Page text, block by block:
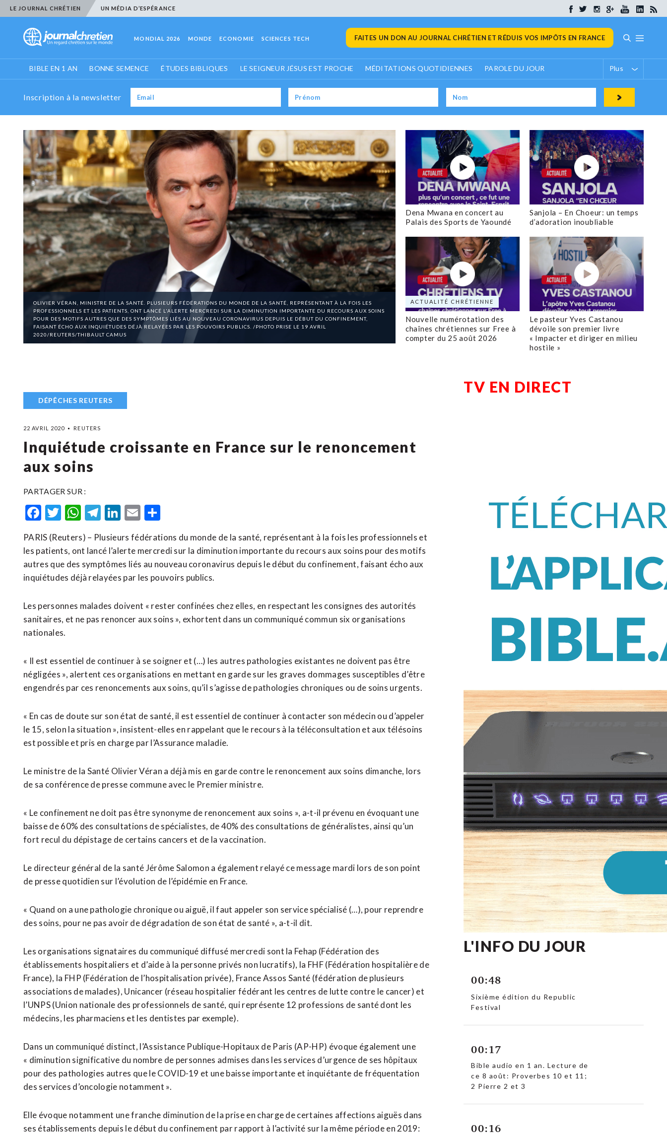
LE JOURNAL CHRÉTIEN UN MÉDIA D’ESPÉRANCE
MONDIAL 2026 MONDE ECONOMIE SCIENCES TECH FAITES UN DON AU JOURNAL CHRÉTIEN ET RÉDUIS VOS IMPÔTS EN FRANCE
BIBLE EN 1 AN BONNE SEMENCE ÉTUDES BIBLIQUES LE SEIGNEUR JÉSUS EST PROCHE MÉDITATIONS QUOTIDIENNES PAROLE DU JOUR Plus
Inscription à la newsletter
OLIVIER VÉRAN, MINISTRE DE LA SANTÉ. PLUSIEURS FÉDÉRATIONS DU MONDE DE LA SANTÉ, REPRÉSENTANT À LA FOIS LES
PROFESSIONNELS ET LES PATIENTS, ONT LANCÉ L'ALERTE MERCREDI SUR LA DIMINUTION IMPORTANTE DU RECOURS AUX SOINS
POUR DES MOTIFS AUTRES QUE DES SYMPTÔMES LIÉS AU NOUVEAU CORONAVIRUS DEPUIS LE DÉBUT DU CONFINEMENT,
FAISANT ÉCHO AUX INQUIÉTUDES DÉJÀ RELAYÉES PAR LES POUVOIRS PUBLICS. /PHOTO PRISE LE 19 AVRIL
2020/REUTERS/THIBAULT CAMUS
Dena Mwana en concert au
Palais des Sports de Yaoundé
Sanjola – En Choeur: un temps
d’adoration inoubliable
ACTUALITÉ CHRÉTIENNE
Nouvelle numérotation des
chaînes chrétiennes sur Free à
compter du 25 août 2026
Le pasteur Yves Castanou
dévoile son premier livre
« Impacter et diriger en milieu
hostile »
DÉPÊCHES REUTERS
22 AVRIL 2020 REUTERS
Inquiétude croissante en France sur le renoncement
aux soins
PARTAGER SUR :
Facebook
Twitter
WhatsApp
Telegram
LinkedIn
Email
PARIS (Reuters) – Plusieurs fédérations du monde de la santé, représentant à la fois les professionnels et
les patients, ont lancé l’alerte mercredi sur la diminution importante du recours aux soins pour des motifs
autres que des symptômes liés au nouveau coronavirus depuis le début du confinement, faisant écho aux
inquiétudes déjà relayées par les pouvoirs publics.
Les personnes malades doivent « rester confinées chez elles, en respectant les consignes des autorités
sanitaires, et ne pas renoncer aux soins », exhortent dans un communiqué commun six organisations
nationales.
« Il est essentiel de continuer à se soigner et (…) les autres pathologies existantes ne doivent pas être
négligées », alertent ces organisations en mettant en garde sur les graves dommages susceptibles d’être
engendrés par ces renoncements aux soins, qu’il s’agisse de pathologies chroniques ou de soins urgents.
« En cas de doute sur son état de santé, il est essentiel de continuer à contacter son médecin ou d’appeler
le 15, selon la situation », insistent-elles en rappelant que le recours à la téléconsultation et aux télésoins
est possible et pris en charge par l’Assurance maladie.
Le ministre de la Santé Olivier Véran a déjà mis en garde contre le renoncement aux soins dimanche, lors
de sa conférence de presse commune avec le Premier ministre.
« Le confinement ne doit pas être synonyme de renoncement aux soins », a-t-il prévenu en évoquant une
baisse de 60% des consultations de spécialistes, de 40% des consultations de généralistes, ainsi qu’un
fort recul du dépistage de certains cancers et de la vaccination.
Le directeur général de la santé Jérôme Salomon a également relayé ce message mardi lors de son point
de presse quotidien sur l’évolution de l’épidémie en France.
« Quand on a une pathologie chronique ou aiguë, il faut appeler son service spécialisé (…), pour reprendre
des soins, pour ne pas avoir de dégradation de son état de santé », a-t-il dit.
Les organisations signataires du communiqué diffusé mercredi sont la Fehap (Fédération des
établissements hospitaliers et d’aide à la personne privés non lucratifs), la FHF (Fédération hospitalière de
France), la FHP (Fédération de l’hospitalisation privée), France Assos Santé (fédération de plusieurs
associations de malades), Unicancer (réseau hospitalier fédérant les centres de lutte contre le cancer) et
l’UNPS (Union nationale des professionnels de santé, qui représente 12 professions de santé dont les
médecins, les pharmaciens et les dentistes par exemple).
Dans un communiqué distinct, l’Assistance Publique-Hopitaux de Paris (AP-HP) évoque également une
« diminution significative du nombre de personnes admises dans les services d’urgence de ses hôpitaux
pour des pathologies autres que le COVID-19 et une baisse importante et inquiétante de fréquentation
des services d’oncologie notamment ».
Elle évoque notamment une franche diminution de la prise en charge de certaines affections aiguës dans
ses établissements depuis le début du confinement par rapport à l’activité sur la même période en 2019:
TV EN DIRECT
L'INFO DU JOUR
00:48
Sixième édition du Republic
Festival
00:17
Bible audio en 1 an. Lecture de
ce 8 août: Proverbes 10 et 11;
2 Pierre 2 et 3
00:16